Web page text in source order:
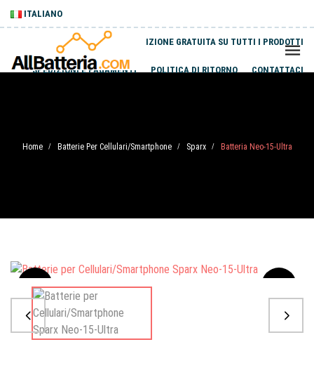
ITALIANO
SPEDIZIONE GRATUITA SU TUTTI I PRODOTTI
SPEDIZIONI E PAGAMENTI POLITICA DI RITORNO CONTATTACI
Home / Batterie Per Cellulari/Smartphone / Sparx / Batteria Neo-15-Ultra
Sale